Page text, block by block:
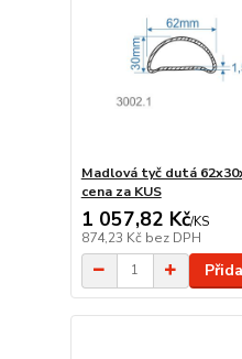
Madlová tyč dutá
cena za KUS
1 057,82 Kč/KS
874,23 Kč bez DPH